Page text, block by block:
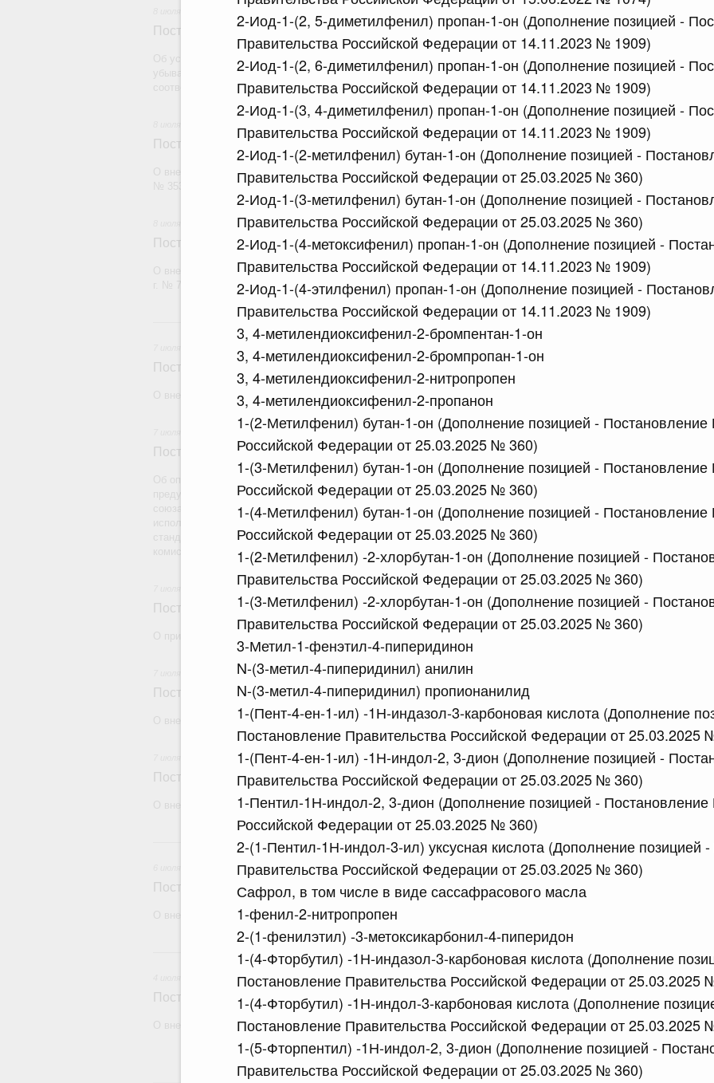
2-Иод-1-(2, 5-диметилфенил) пропан-1-он (Дополнение позицией -
Правительства Российской Федерации от 14.11.2023 № 1909)
2-Иод-1-(2, 6-диметилфенил) пропан-1-он (Дополнение позицией -
Правительства Российской Федерации от 14.11.2023 № 1909)
2-Иод-1-(3, 4-диметилфенил) пропан-1-он (Дополнение позицией -
Правительства Российской Федерации от 14.11.2023 № 1909)
2-Иод-1-(2-метилфенил) бутан-1-он (Дополнение позицией -
Правительства Российской Федерации от 25.03.2025 № 360)
2-Иод-1-(3-метилфенил) бутан-1-он (Дополнение позицией -
Правительства Российской Федерации от 25.03.2025 № 360)
2-Иод-1-(4-метоксифенил) пропан-1-он (Дополнение позицией -
Правительства Российской Федерации от 14.11.2023 № 1909)
2-Иод-1-(4-этилфенил) пропан-1-он (Дополнение позицией -
Правительства Российской Федерации от 14.11.2023 № 1909)
3, 4-метилендиоксифенил-2-бромпентан-1-он
3, 4-метилендиоксифенил-2-бромпропан-1-он
3, 4-метилендиоксифенил-2-нитропропен
3, 4-метилендиоксифенил-2-пропанон
1-(2-Метилфенил) бутан-1-он (Дополнение позицией - Постановление
Российской Федерации от 25.03.2025 № 360)
1-(3-Метилфенил) бутан-1-он (Дополнение позицией - Постановление
Российской Федерации от 25.03.2025 № 360)
1-(4-Метилфенил) бутан-1-он (Дополнение позицией - Постановление
Российской Федерации от 25.03.2025 № 360)
1-(2-Метилфенил) -2-хлорбутан-1-он (Дополнение позицией -
Правительства Российской Федерации от 25.03.2025 № 360)
1-(3-Метилфенил) -2-хлорбутан-1-он (Дополнение позицией -
Правительства Российской Федерации от 25.03.2025 № 360)
3-Метил-1-фенэтил-4-пиперидинон
N-(3-метил-4-пиперидинил) анилин
N-(3-метил-4-пиперидинил) пропионанилид
1-(Пент-4-ен-1-ил) -1Н-индазол-3-карбоновая кислота (Дополнение
Постановление Правительства Российской Федерации от 25.03.2025
1-(Пент-4-ен-1-ил) -1Н-индол-2, 3-дион (Дополнение позицией -
Правительства Российской Федерации от 25.03.2025 № 360)
1-Пентил-1Н-индол-2, 3-дион (Дополнение позицией - Постановление
Российской Федерации от 25.03.2025 № 360)
2-(1-Пентил-1Н-индол-3-ил) уксусная кислота (Дополнение позицией
Правительства Российской Федерации от 25.03.2025 № 360)
Сафрол, в том числе в виде сассафрасового масла
1-фенил-2-нитропропен
2-(1-фенилэтил) -3-метоксикарбонил-4-пиперидон
1-(4-Фторбутил) -1Н-индазол-3-карбоновая кислота (Дополнение
Постановление Правительства Российской Федерации от 25.03.2025
1-(4-Фторбутил) -1Н-индол-3-карбоновая кислота (Дополнение
Постановление Правительства Российской Федерации от 25.03.2025
1-(5-Фторпентил) -1Н-индол-2, 3-дион (Дополнение позицией -
Правительства Российской Федерации от 25.03.2025 № 360)
Постановление Правительства Российской Федерации от 08.07.2026 г. № 857
Об установлении случая, при котором товары могут прибывать в Российскую Федерацию и
убывать из Российской Федерации в местах, не являющихся местами перемещения товаров в
соответствии с Таможенным кодексом Евразийского экономического союза
Постановление Правительства Российской Федерации от 08.07.2026 г. № 856
О внесении изменений в постановление Правительства Российской Федерации от 12 марта 2022 г.
Постановление Правительства Российской Федерации от 08.07.2026 г. № 854
О внесении изменения в постановление Правительства Российской Федерации от 31 января 2026
7 июля, вторник
Постановление Правительства Российской Федерации от 07.07.2026 г. № 853
О внесении изменений в некоторые акты Правительства Российской Федерации
Постановление Правительства Российской Федерации от 07.07.2026 г. № 852
Об определении органа, уполномоченного на выдачу заключений (разрешительных документов),
предусмотренных Положением о ввозе на таможенную территорию Евразийского экономического
союза средств защиты растений и других стойких органических загрязнителей, подлежащих
использованию в исследованиях лабораторного масштаба, а также в качестве эталонного
стандарта, являющимся приложением № 22 к решению Коллегии Евразийской экономической
комиссии от 21 апреля 2015 г. № 30 "О мерах нетарифного регулирования"
Постановление Правительства Российской Федерации от 07.07.2026 г. № 848
О признании утратившими силу некоторых актов Правительства Российской Федерации
Постановление Правительства Российской Федерации от 07.07.2026 г. № 849
О внесении изменений в некоторые акты Правительства Российской Федерации
Постановление Правительства Российской Федерации от 07.07.2026 г. № 850
О внесении изменений в некоторые акты Правительства Российской Федерации
6 июля, понедельник
Постановление Правительства Российской Федерации от 06.07.2026 г. № 846
О внесении изменений в некоторые акты Правительства Российской Федерации
4 июля, суббота
Постановление Правительства Российской Федерации от 04.07.2026 г. № 845
О внесении изменений в некоторые акты Правительства Российской Федерации